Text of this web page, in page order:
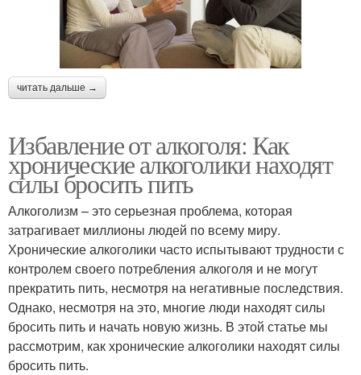
читать дальше →
Избавление от алкоголя: Как
хронические алкоголики находят
силы бросить пить
Алкоголизм – это серьезная проблема, которая
затрагивает миллионы людей по всему миру.
Хронические алкоголики часто испытывают трудности с
контролем своего потребления алкоголя и не могут
прекратить пить, несмотря на негативные последствия.
Однако, несмотря на это, многие люди находят силы
бросить пить и начать новую жизнь. В этой статье мы
рассмотрим, как хронические алкоголики находят силы
бросить пить.